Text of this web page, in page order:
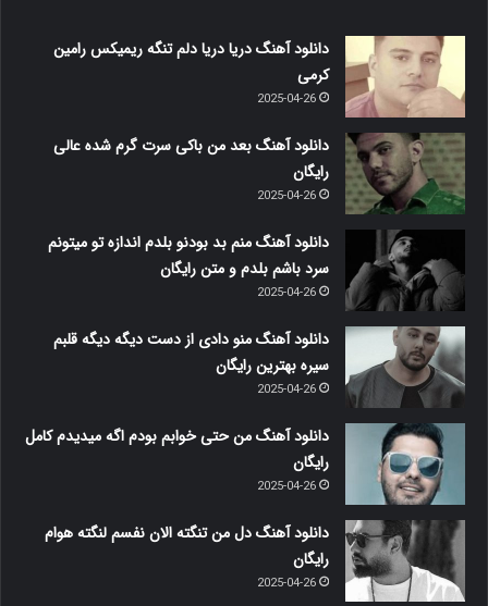
دانلود آهنگ دریا دریا دلم تنگه ریمیکس رامین
کرمی
2025-04-26
دانلود آهنگ بعد من باکی سرت گرم شده عالی
رایگان
2025-04-26
دانلود آهنگ منم بد بودنو بلدم اندازه تو میتونم
سرد باشم بلدم و متن رایگان
2025-04-26
دانلود آهنگ منو دادی از دست دیگه دیگه قلبم
سیره بهترین رایگان
2025-04-26
دانلود آهنگ من حتی خوابم بودم اگه میدیدم کامل
رایگان
2025-04-26
دانلود آهنگ دل من تنگته الان نفسم لنگته هوام
رایگان
2025-04-26